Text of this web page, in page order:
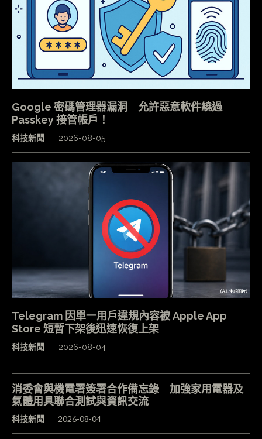
Google 密碼管理器漏洞 允許惡意軟件繞過
Passkey 接管帳戶！
科技新聞 2026-08-05
Telegram 因單一用戶違規內容被 Apple App
Store 短暫下架後迅速恢復上架
科技新聞 2026-08-04
消委會與機電署簽署合作備忘錄 加強家用電器及
氣體用具聯合測試與資訊交流
科技新聞 2026-08-04